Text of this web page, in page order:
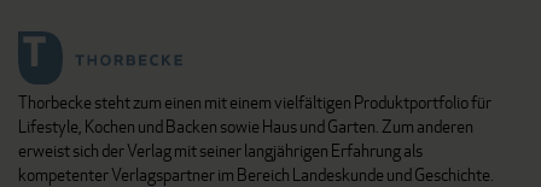
Thorbecke steht zum einen mit einem vielfältigen Produktportfolio für
Lifestyle, Kochen und Backen sowie Haus und Garten. Zum anderen
erweist sich der Verlag mit seiner langjährigen Erfahrung als
kompetenter Verlagspartner im Bereich Landeskunde und Geschichte.